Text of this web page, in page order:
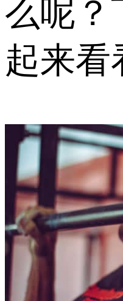
么呢？
起来看